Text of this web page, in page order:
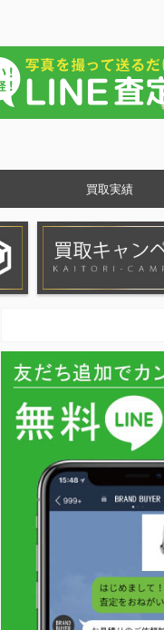
買取実績